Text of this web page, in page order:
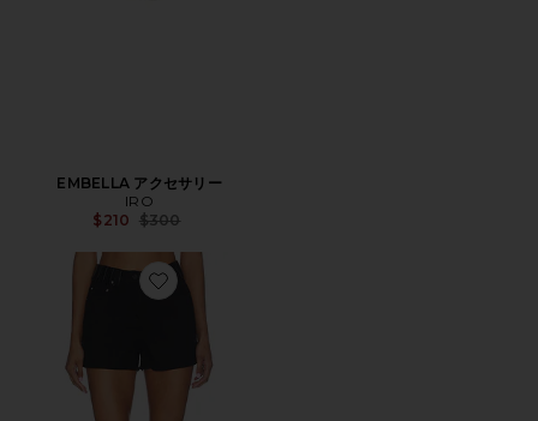
EMBELLA アクセサリー
IRO
$210 Previous price:
$300